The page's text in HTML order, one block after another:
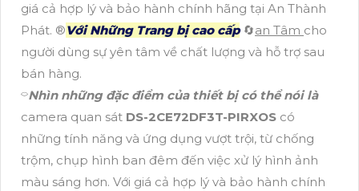
giá cả hợp lý và bảo hành chính hãng tại An Thành
Phát. ®️Với Những Trang bị cao cấp🔄an Tâm cho
người dùng sự yên tâm về chất lượng và hỗ trợ sau
bán hàng.
⌔Nhìn những đặc điểm của thiết bị có thể nói là
camera quan sát DS-2CE72DF3T-PIRXOS có
những tính năng và ứng dụng vượt trội, từ chống
trộm, chụp hình ban đêm đến việc xử lý hình ảnh
màu sáng hơn. Với giá cả hợp lý và bảo hành chính